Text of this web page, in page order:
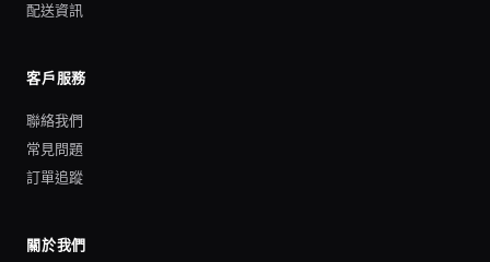
配送資訊
客戶服務
聯絡我們
常見問題
訂單追蹤
關於我們